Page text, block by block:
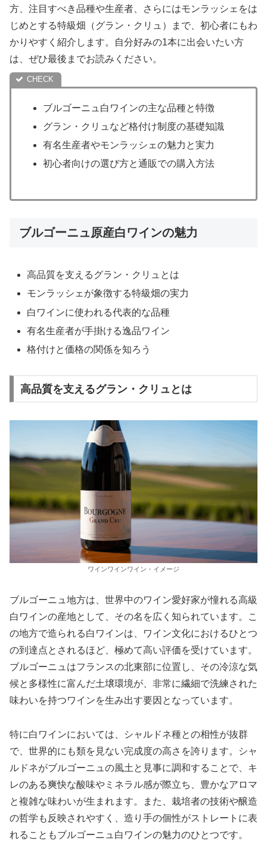
方、注目すべき品種や生産者、さらにはモンラッシェをは
じめとする特級畑（グラン・クリュ）まで、初心者にもわ
かりやすく紹介します。自分好みの1本に出会いたい方
は、ぜひ最後までお読みください。
ブルゴーニュ白ワインの主な品種と特徴
グラン・クリュなど格付け制度の基礎知識
有名生産者やモンラッシェの魅力と実力
初心者向けの選び方と通販での購入方法
ブルゴーニュ原産白ワインの魅力
高品質を支えるグラン・クリュとは
モンラッシェが象徴する特級畑の実力
白ワインに使われる代表的な品種
有名生産者が手掛ける逸品ワイン
格付けと価格の関係を知ろう
高品質を支えるグラン・クリュとは
ワインワインワイン・イメージ
ブルゴーニュ地方は、世界中のワイン愛好家が憧れる高級
白ワインの産地として、その名を広く知られています。こ
の地方で造られる白ワインは、ワイン文化におけるひとつ
の到達点とされるほど、極めて高い評価を受けています。
ブルゴーニュはフランスの北東部に位置し、その冷涼な気
候と多様性に富んだ土壌環境が、非常に繊細で洗練された
味わいを持つワインを生み出す要因となっています。
特に白ワインにおいては、シャルドネ種との相性が抜群
で、世界的にも類を見ない完成度の高さを誇ります。シャ
ルドネがブルゴーニュの風土と見事に調和することで、キ
レのある爽快な酸味やミネラル感が際立ち、豊かなアロマ
と複雑な味わいが生まれます。また、栽培者の技術や醸造
の哲学も反映されやすく、造り手の個性がストレートに表
れることもブルゴーニュ白ワインの魅力のひとつです。